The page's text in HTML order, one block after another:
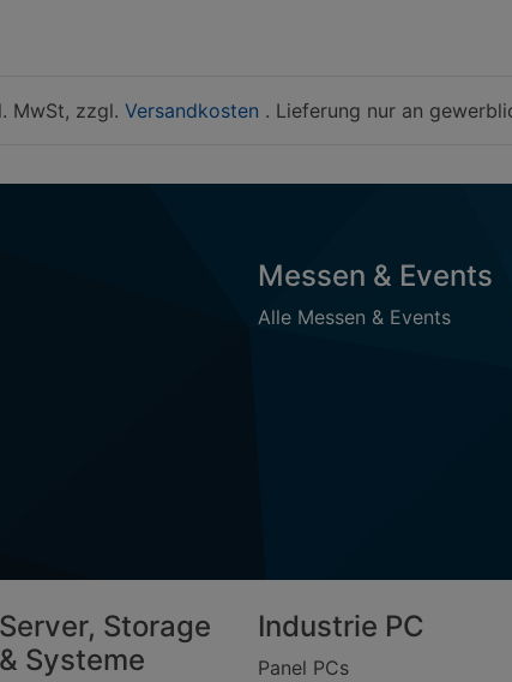
MwSt, zzgl. Versandkosten . Lieferung nur an
Messen & Events
Alle Messen & Events
Server, Storage
& Systeme
Industrie PC
Panel PCs